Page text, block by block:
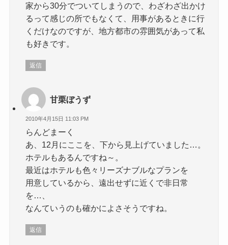
家から30分でついてしまうので、わざわざ出かけ
るって感じの所でもなくて、用事があるときに行
くだけなのですが、地方都市の雰囲気があって私
も好きです。
返信
甘栗ぼうず
2010年4月15日 11:03 PM
らんどまーく
あ、12月にここを、下から見上げていました…。
ホテルもあるんですね～。
最近はホテルも色々リーズナブルなプランを
用意しているから、遠出せずに近くで非日常
を…、
なんていうのも確かによさそうですね。
返信